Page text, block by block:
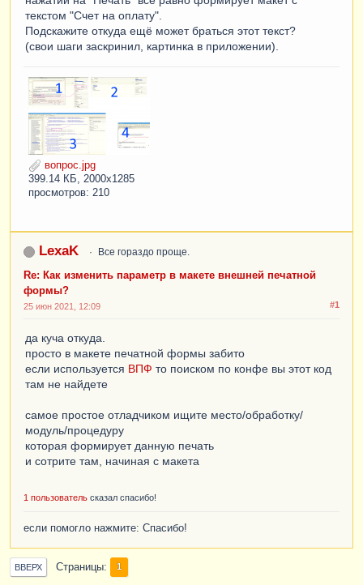
текстом "Счет на оплату".
Подскажите откуда ещё может браться этот текст?
(свои шаги заскринил, картинка в приложении).
вопрос.jpg
399.14 КБ, 2000x1285
просмотров: 210
LexaK Все гораздо проще.
Re: Как изменить параметр в макете внешней печатной
формы?
#1
25 июн 2021, 12:09
да куча откуда.
просто в макете печатной формы забито
если используется ВПФ то поиском по конфе вы этот код
там не найдете
самое простое отладчиком ищите место/обработку/
модуль/процедуру
которая формирует данную печать
и сотрите там, начиная с макета
1 пользователь сказал спасибо!
если помогло нажмите: Спасибо!
ВВЕРХ Страницы 1